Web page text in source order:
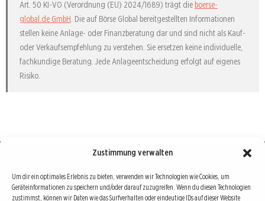
Zustimmung verwalten
Um dir ein optimales Erlebnis zu bieten, verwenden wir Technologien wie Cookies, um
Geräteinformationen zu speichern und/oder darauf zuzugreifen. Wenn du diesen Technologien
zustimmst, können wir Daten wie das Surfverhalten oder eindeutige IDs auf dieser Website
Art. 50 KI-VO (Verordnung (EU) 2024/1689) trägt die boerse-
global.de GmbH. Die auf Börse Global bereitgestellten Informationen
stellen keine Anlage- oder Finanzberatung dar und sind nicht als Kauf-
oder Verkaufsempfehlung zu verstehen. Sie ersetzen keine individuelle,
fachkundige Beratung. Jede Anlageentscheidung erfolgt auf eigenes
Risiko.
Börse : lokal, international, global
Erfolgreiche Börsengeschäfte bedingen vor allem drei Dinge: Verlässliche Informationen,